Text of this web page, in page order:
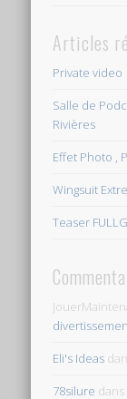
Articles
Private video
Salle de
Rivières
Effet Photo ,
Wingsuit
Teaser
Eli's Ideas
78silure dans